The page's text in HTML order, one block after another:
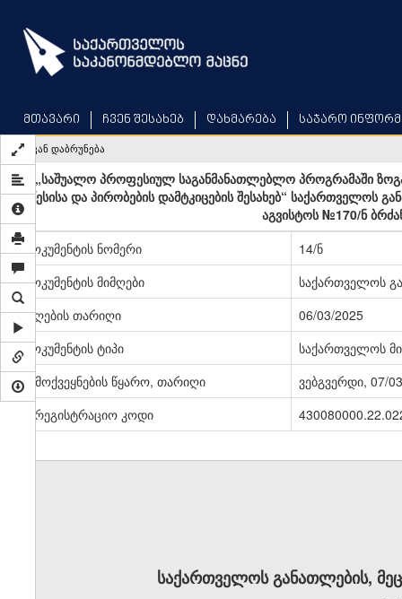
main
content
მთავარი ჩვენ შესახებ დახმარება საჯარო
უკან დაბრუნება
„საშუალო პროფესიულ საგანმანათლებლო პროგრამაში
წესისა და პირობების დამტკიცების შესახებ“ საქართველოს
აგვისტოს №170/ნ
დოკუმენტის ნომერი
14/ნ
დოკუმენტის მიმღები
საქართველოს
მიღების თარიღი
06/03/2025
დოკუმენტის ტიპი
საქართველოს
გამოქვეყნების წყარო, თარიღი
ვებგვერდი, 07/
სარეგისტრაციო კოდი
საქართველოს განათლების,